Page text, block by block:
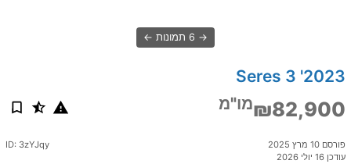
6 תמונות
2023' Seres 3
₪82,900מו"מ
פורסם 10 מרץ 2025
עודכן 16 יולי 2026
ID: 3zYJqy